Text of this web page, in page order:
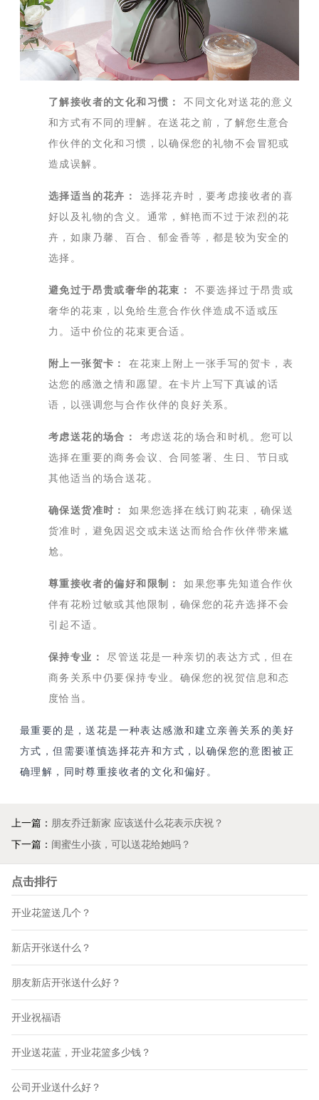
了解接收者的文化和习惯：
不同文化对送花的意义
和方式有不同的理解。在送花之前，了解您生意合
作伙伴的文化和习惯，以确保您的礼物不会冒犯或
造成误解。
选择适当的花卉：
选择花卉时，要考虑接收者的喜
好以及礼物的含义。通常，鲜艳而不过于浓烈的花
卉，如康乃馨、百合、郁金香等，都是较为安全的
选择。
避免过于昂贵或奢华的花束：
不要选择过于昂贵或
奢华的花束，以免给生意合作伙伴造成不适或压
力。适中价位的花束更合适。
附上一张贺卡：
在花束上附上一张手写的贺卡，表
达您的感激之情和愿望。在卡片上写下真诚的话
语，以强调您与合作伙伴的良好关系。
考虑送花的场合：
考虑送花的场合和时机。您可以
选择在重要的商务会议、合同签署、生日、节日或
其他适当的场合送花。
确保送货准时：
如果您选择在线订购花束，确保送
货准时，避免因迟交或未送达而给合作伙伴带来尴
尬。
尊重接收者的偏好和限制：
如果您事先知道合作伙
伴有花粉过敏或其他限制，确保您的花卉选择不会
引起不适。
保持专业：
尽管送花是一种亲切的表达方式，但在
商务关系中仍要保持专业。确保您的祝贺信息和态
度恰当。
最重要的是，送花是一种表达感激和建立亲善关系的美好
方式，但需要谨慎选择花卉和方式，以确保您的意图被正
确理解，同时尊重接收者的文化和偏好。
上一篇： 朋友乔迁新家 应该送什么花表示庆祝？
下一篇： 闺蜜生小孩，可以送花给她吗？
点击排行
开业花篮送几个？
新店开张送什么？
朋友新店开张送什么好？
开业祝福语
开业送花蓝，开业花篮多少钱？
公司开业送什么好？